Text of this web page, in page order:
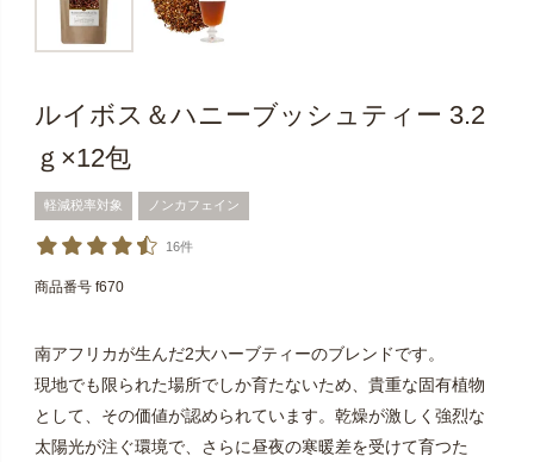
ルイボス＆ハニーブッシュティー 3.2
ｇ×12包
軽減税率対象 ノンカフェイン
16件
商品番号 f670
南アフリカが生んだ2大ハーブティーのブレンドです。
現地でも限られた場所でしか育たないため、貴重な固有植物
として、その価値が認められています。乾燥が激しく強烈な
太陽光が注ぐ環境で、さらに昼夜の寒暖差を受けて育つた